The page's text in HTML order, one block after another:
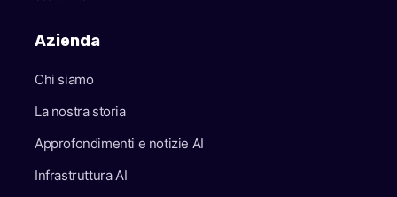
Azienda
Chi siamo
La nostra storia
Approfondimenti e notizie AI
Infrastruttura AI